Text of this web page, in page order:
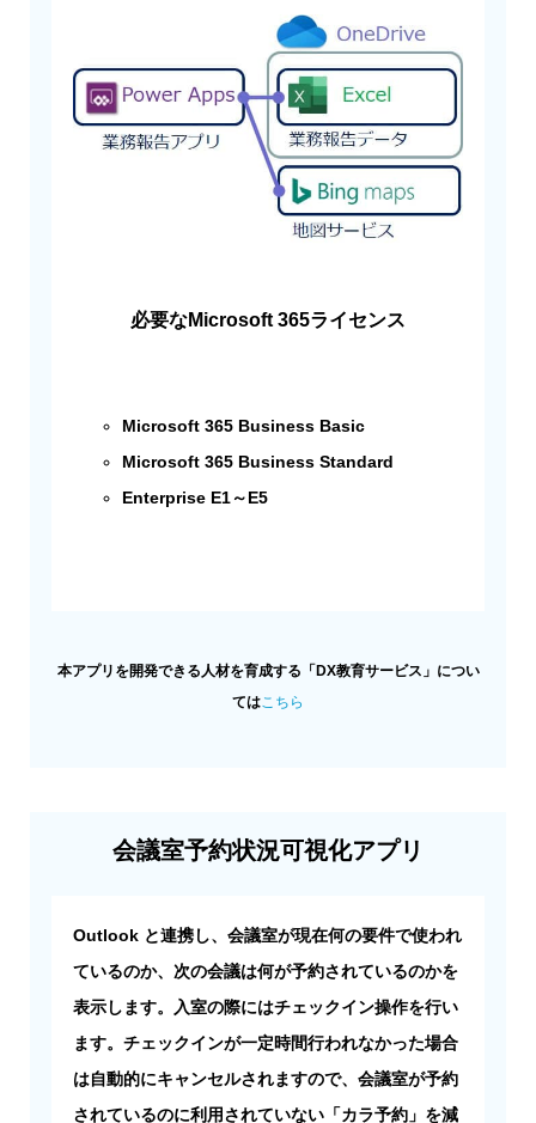
必要なMicrosoft 365ライセンス
Microsoft 365 Business Basic
Microsoft 365 Business Standard
Enterprise E1～E5
本アプリを開発できる人材を育成する「DX教育サービス」につい
てはこちら
会議室予約状況可視化アプリ
Outlook と連携し、会議室が現在何の要件で使われ
ているのか、次の会議は何が予約されているのかを
表示します。入室の際にはチェックイン操作を行い
ます。チェックインが一定時間行われなかった場合
は自動的にキャンセルされますので、会議室が予約
されているのに利用されていない「カラ予約」を減